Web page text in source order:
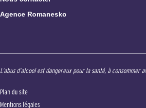
Agence Romanesko
L’abus d’alcool est dangereux pour la santé, à consommer
Plan du site
Mentions légales